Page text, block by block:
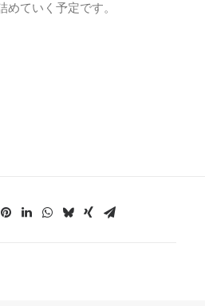
ていく予定です。